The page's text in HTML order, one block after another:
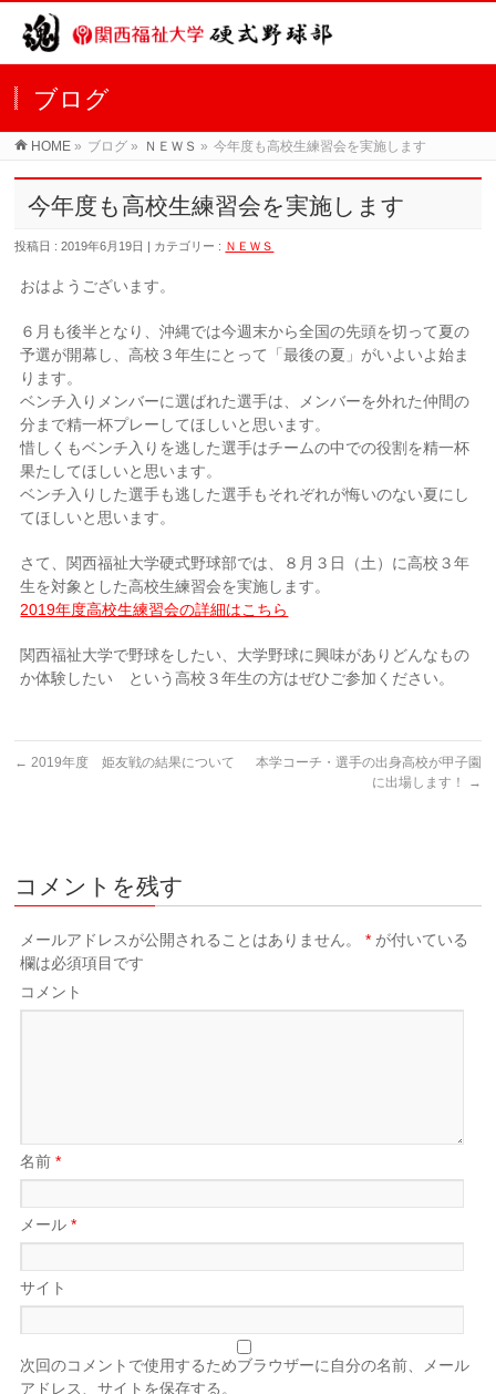
ブログ
HOME » ブログ » ＮＥＷＳ » 今年度も高校生練習会を実施します
今年度も高校生練習会を実施します
投稿日 : 2019年6月19日 | カテゴリー : ＮＥＷＳ
おはようございます。
６月も後半となり、沖縄では今週末から全国の先頭を切って夏の
予選が開幕し、高校３年生にとって「最後の夏」がいよいよ始ま
ります。
ベンチ入りメンバーに選ばれた選手は、メンバーを外れた仲間の
分まで精一杯プレーしてほしいと思います。
惜しくもベンチ入りを逃した選手はチームの中での役割を精一杯
果たしてほしいと思います。
ベンチ入りした選手も逃した選手もそれぞれが悔いのない夏にし
てほしいと思います。
さて、関西福祉大学硬式野球部では、８月３日（土）に高校３年
生を対象とした高校生練習会を実施します。
2019年度高校生練習会の詳細はこちら
関西福祉大学で野球をしたい、大学野球に興味がありどんなもの
か体験したい という高校３年生の方はぜひご参加ください。
← 2019年度 姫友戦の結果について
本学コーチ・選手の出身高校が甲子園
に出場します！
→
コメントを残す
メールアドレスが公開されることはありません。 * が付いている
欄は必須項目です
コメント
名前*
メール*
サイト
次回のコメントで使用するためブラウザーに自分の名前、メール
アドレス、サイトを保存する。